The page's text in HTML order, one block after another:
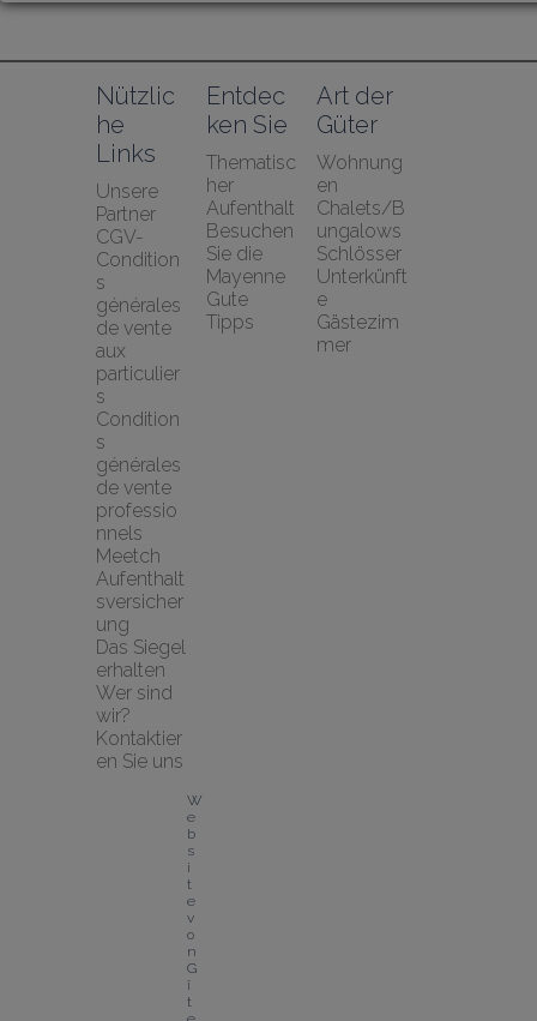
Nützlic
he
Links
Unsere
Partner
CGV-
Condition
s
générales
de vente
aux
particulier
s
Condition
s
générales
de vente
professio
nnels
Meetch
Aufenthalt
sversicher
ung
Das Siegel
erhalten
Wer sind
wir?
Kontaktier
en Sie uns
Entdec
ken Sie
Thematisc
her
Aufenthalt
Besuchen
Sie die
Mayenne
Gute
Tipps
Art der
Güter
Wohnung
en
Chalets/B
ungalows
Schlösser
Unterkünft
e
Gästezim
mer
W
e
b
s
i
t
e
v
o
n
G
î
t